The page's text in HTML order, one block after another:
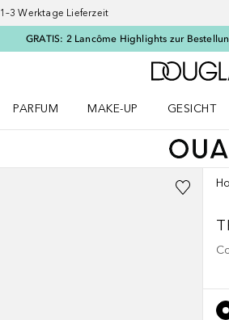
1–3 Werktage Lieferzeit
GRATIS: 2 Lancôme Highlights zur
PARFUM
MAKE-UP
GESICHT